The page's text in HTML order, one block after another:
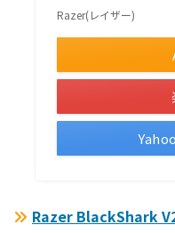
Razer(レイザー)
Razer BlackShark